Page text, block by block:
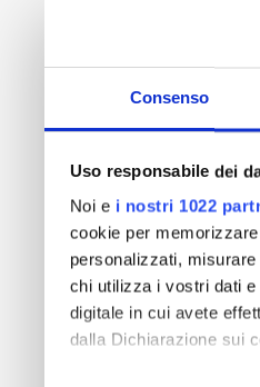
Consenso
Uso responsabile dei
Noi e i nostri 1022
cookie per
personalizzati,
chi utilizza i vostri dati
digitale in cui avete
dalla Dichiarazione sui